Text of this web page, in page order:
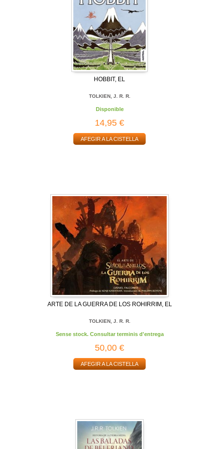
HOBBIT, EL
TOLKIEN, J. R. R.
Disponible
14,95 €
AFEGIR A LA CISTELLA
ARTE DE LA GUERRA DE LOS ROHIRRIM, EL
TOLKIEN, J. R. R.
Sense stock. Consultar terminis d'entrega
50,00 €
AFEGIR A LA CISTELLA